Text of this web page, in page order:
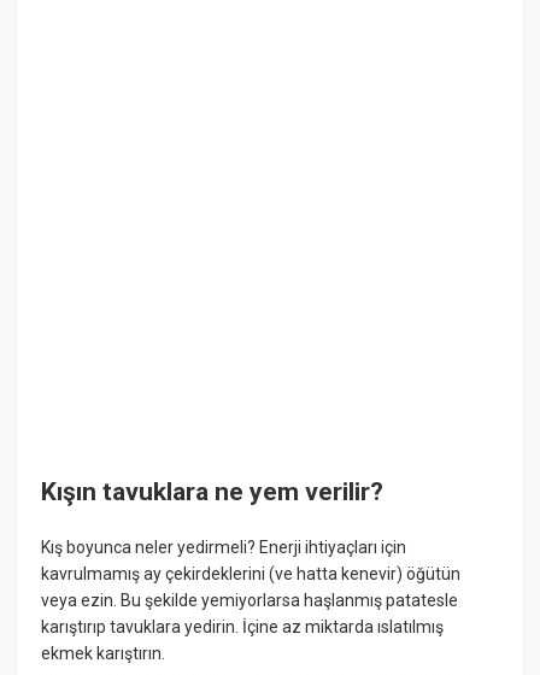
Kışın tavuklara ne yem verilir?
Kış boyunca neler yedirmeli? Enerji ihtiyaçları için
kavrulmamış ay çekirdeklerini (ve hatta kenevir) öğütün
veya ezin. Bu şekilde yemiyorlarsa haşlanmış patatesle
karıştırıp tavuklara yedirin. İçine az miktarda ıslatılmış
ekmek karıştırın.